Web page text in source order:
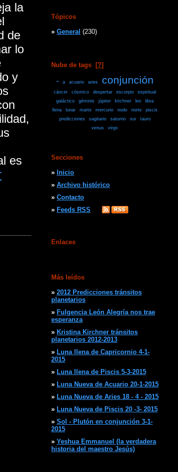
la
de
lo
y
es
Tópicos
» General (230)
Nube de tags [?]
- a acuario aries conjunción
cáncer cósmico despertar escorpio
espiritual
galáctico
géminis júpiter kirchner leo
libra
llena
lunar marte mercurio nodo norte
piscis
predicciones
sagitario saturno sur
tauro
venus
virgo
Secciones
» Inicio
» Archivo histórico
» Contacto
» Feeds RSS
Enlaces
Más leídos
» 2012 Predicciones tránsitos
planetarios
» Fulgencia León Alegría nos trae
esperanza
» Kristina Kirchner tránsitos
planetarios 2012-2013
» Luna llena de Capricornio 4-1-
2015
» Luna llena de Piscis 5-3-2015
» Luna Nueva de Acuario 20-1-2015
» Luna Nueva de Aries 18 - 4 - 2015
» Luna Nueva de Piscis 20 -3- 2015
» Sol - Plutón en conjunción 3-1-
2015
» Yeshua Emmanuel (la verdadera
historia del maestro Jesús)